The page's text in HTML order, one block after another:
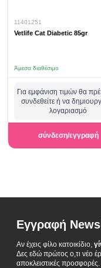
11401251
Vetlife Cat Diabetic 85gr
Άμεσα διαθέσιμο
Για εμφάνιση τιμών θα
συνδεθείτε ή να
λογαριασμό
σύνδεση/εγγραφή
Εγγραφή
Αν έχεις φίλο κατοικίδιο,
Δες εδώ πρώτος ο,τι νέο
αποκλειστικές προσφορές.